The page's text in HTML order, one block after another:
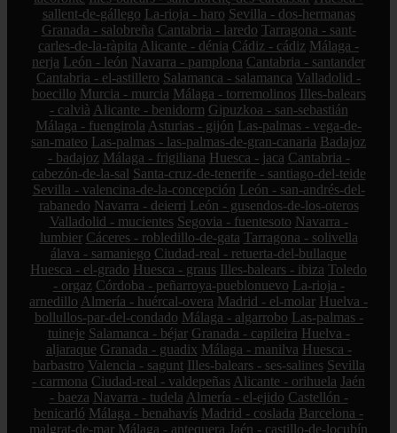
sallent-de-gállego La-rioja - haro Sevilla - dos-hermanas
Granada - salobreña Cantabria - laredo Tarragona - sant-
carles-de-la-ràpita Alicante - dénia Cádiz - cádiz Málaga -
nerja León - león Navarra - pamplona Cantabria - santander
Cantabria - el-astillero Salamanca - salamanca Valladolid -
boecillo Murcia - murcia Málaga - torremolinos Illes-balears
- calvià Alicante - benidorm Gipuzkoa - san-sebastián
Málaga - fuengirola Asturias - gijón Las-palmas - vega-de-
san-mateo Las-palmas - las-palmas-de-gran-canaria Badajoz
- badajoz Málaga - frigiliana Huesca - jaca Cantabria -
cabezón-de-la-sal Santa-cruz-de-tenerife - santiago-del-teide
Sevilla - valencina-de-la-concepción León - san-andrés-del-
rabanedo Navarra - deierri León - gusendos-de-los-oteros
Valladolid - mucientes Segovia - fuentesoto Navarra -
lumbier Cáceres - robledillo-de-gata Tarragona - solivella
álava - samaniego Ciudad-real - retuerta-del-bullaque
Huesca - el-grado Huesca - graus Illes-balears - ibiza Toledo
- orgaz Córdoba - peñarroya-pueblonuevo La-rioja -
arnedillo Almería - huércal-overa Madrid - el-molar Huelva -
bollullos-par-del-condado Málaga - algarrobo Las-palmas -
tuineje Salamanca - béjar Granada - capileira Huelva -
aljaraque Granada - guadix Málaga - manilva Huesca -
barbastro Valencia - sagunt Illes-balears - ses-salines Sevilla
- carmona Ciudad-real - valdepeñas Alicante - orihuela Jaén
- baeza Navarra - tudela Almería - el-ejido Castellón -
benicarló Málaga - benahavís Madrid - coslada Barcelona -
malgrat-de-mar Málaga - antequera Jaén - castillo-de-locubín